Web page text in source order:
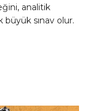
analitik
büyük sınav olur.